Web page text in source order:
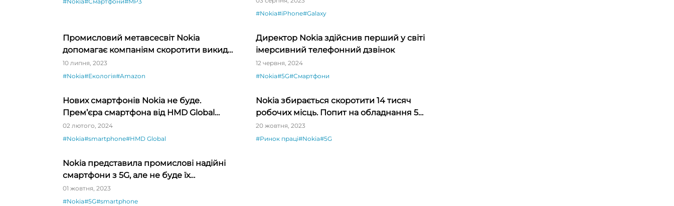
#Nokia#iPhone#Galaxy
Промисловий метавсесвіт Nokia
допомагає компаніям скоротити викиди
в атмосферу
10 липня, 2023
#Nokia#Екологія#Amazon
Директор Nokia здійснив перший у світі
імерсивний телефонний дзвінок
12 червня, 2024
#Nokia#5G#Смартфони
Нових смартфонів Nokia не буде.
Прем’єра смартфона від HMD Global
готується на кінець лютого
02 лютого, 2024
#Nokia#smartphone#HMD Global
Nokia збирається скоротити 14 тисяч
робочих місць. Попит на обладнання 5G
падає
20 жовтня, 2023
#Ринок праці#Nokia#5G
Nokia представила промислові надійні
смартфони з 5G, але не буде їх
продавати
01 жовтня, 2023
#Nokia#5G#smartphone